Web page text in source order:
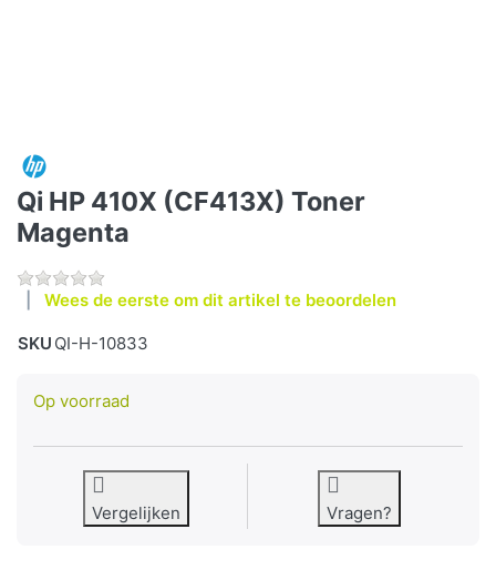
Qi HP 410X (CF413X) Toner
Magenta
Wees de eerste om dit artikel te beoordelen
SKU QI-H-10833
Op voorraad
Vergelijken Vragen?